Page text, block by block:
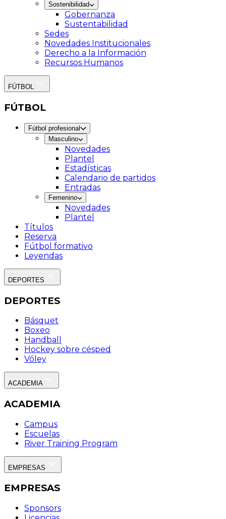
Sostenibilidad
Gobernanza
Sustentabilidad
Sedes
Novedades Institucionales
Derecho a la Información
Recursos Humanos
FÚTBOL
FÚTBOL
Fútbol profesional
Masculino
Novedades
Plantel
Estadísticas
Calendario de partidos
Entradas
Femenino
Novedades
Plantel
Títulos
Reserva
Fútbol formativo
Leyendas
DEPORTES
DEPORTES
Básquet
Boxeo
Handball
Hockey sobre césped
Vóley
ACADEMIA
ACADEMIA
Campus
Escuelas
River Training Program
EMPRESAS
EMPRESAS
Sponsors